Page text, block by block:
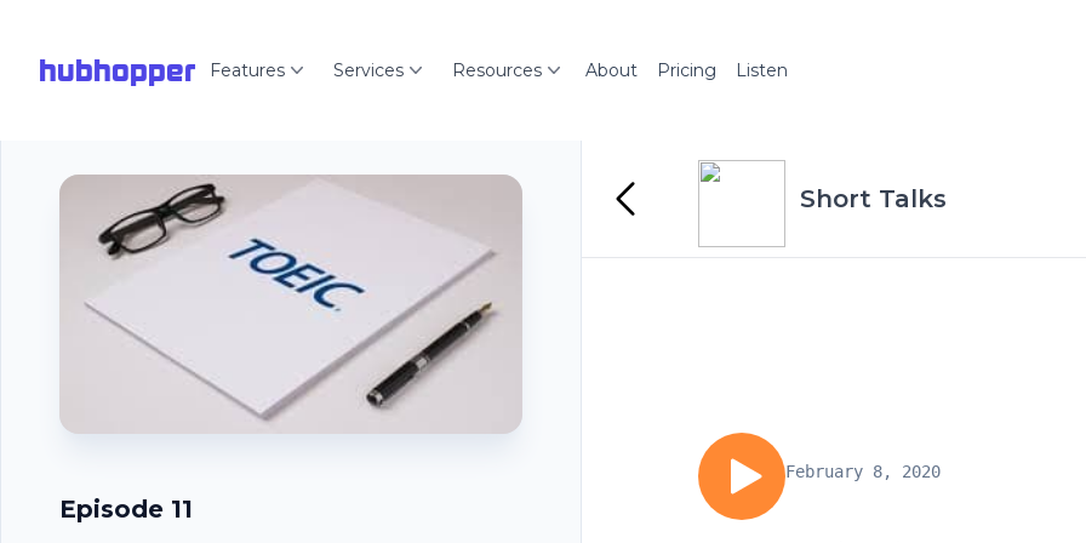
hubhopper Features Services Resources About Pricing Listen
Episode 11
Short Talks
February 8, 2020